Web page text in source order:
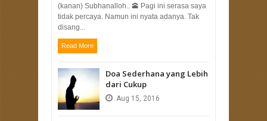
(kanan) Subhanalloh.. 🕋 Pagi ini serasa saya
tidak percaya. Namun ini nyata adanya. Tak
disang...
Read More
Doa Sederhana yang Lebih
dari Cukup
Aug 15, 2016